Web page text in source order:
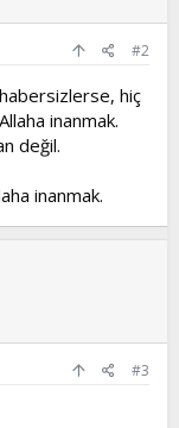
#2
hiç
inanmak.
değil.
inanmak.
#3